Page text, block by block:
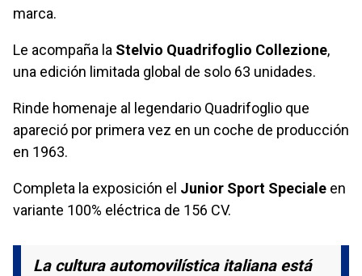
marca.
Le acompaña la Stelvio Quadrifoglio Collezione,
una edición limitada global de solo 63 unidades.
Rinde homenaje al legendario Quadrifoglio que
apareció por primera vez en un coche de producción
en 1963.
Completa la exposición el Junior Sport Speciale en
variante 100% eléctrica de 156 CV.
La cultura automovilística italiana está